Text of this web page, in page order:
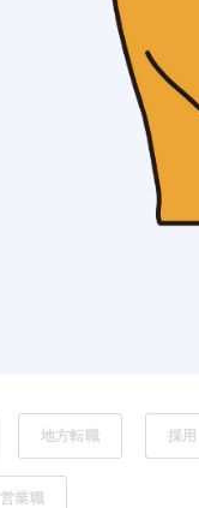
地方転職 採用
営業職